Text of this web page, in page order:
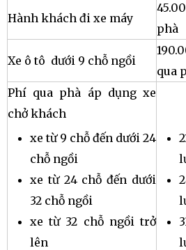
Hành khách đi xe máy
phà
Xe ô tô dưới 9 chỗ ngồi
qua
Phí qua phà áp dụng xe
chở khách
xe từ 9 chỗ đến dưới 24
chỗ ngồi
xe từ 24 chỗ đến dưới
32 chỗ ngồi
xe từ 32 chỗ ngồi trở
lên